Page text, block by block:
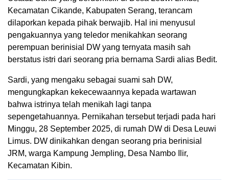
Kecamatan Cikande, Kabupaten Serang, terancam
dilaporkan kepada pihak berwajib. Hal ini menyusul
pengakuannya yang teledor menikahkan seorang
perempuan berinisial DW yang ternyata masih sah
berstatus istri dari seorang pria bernama Sardi alias Bedit.
Sardi, yang mengaku sebagai suami sah DW,
mengungkapkan kekecewaannya kepada wartawan
bahwa istrinya telah menikah lagi tanpa
sepengetahuannya. Pernikahan tersebut terjadi pada hari
Minggu, 28 September 2025, di rumah DW di Desa Leuwi
Limus. DW dinikahkan dengan seorang pria berinisial
JRM, warga Kampung Jempling, Desa Nambo Ilir,
Kecamatan Kibin.